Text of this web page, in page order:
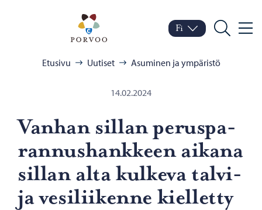
Porvoo – Siirry
Vaihda kieltä
Nykyinen kieli: Suomi
Fi
Hae
Etusivu Uutiset Asuminen ja ympäristö
14.02.2024
Van­han sil­lan pe­rus­pa­
ran­nus­hank­keen ai­ka­na
sil­lan alta kul­ke­va talvi-​
ja ve­si­lii­ken­ne kiel­let­ty